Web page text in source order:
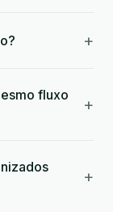
+
fluxo
+
+